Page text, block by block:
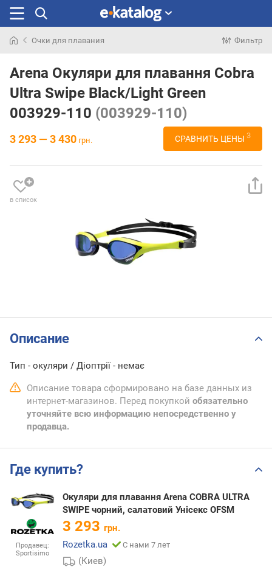
раньше
Очки для плавания Фильтр
Arena Окуляри для плавання Cobra
Ultra Swipe Black/Light Green
003929-110 (003929-110)
3 293 — 3 430 грн. СРАВНИТЬ ЦЕНЫ 3
в список
Описание
Тип - окуляри / Діоптрії - немає
Описание товара сформировано на базе данных из
интернет-магазинов. Перед покупкой обязательно
уточняйте всю информацию непосредственно у
продавца.
Где купить?
Продавец:
Sportisimo
Окуляри для плавання Arena COBRA ULTRA
SWIPE чорний, салатовий Унісекс OFSM
3 293 грн.
Rozetka.ua
С нами 7 лет
(Киев)